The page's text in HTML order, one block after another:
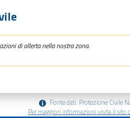
di allerta nella nostra zona.
Fonte dati: Protezione Civile
Per maggiori informazioni visita il sito